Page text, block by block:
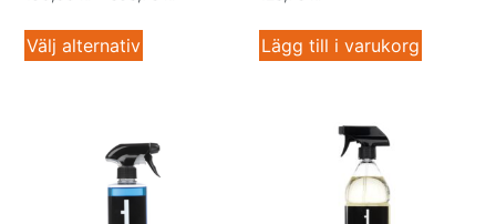
Välj alternativ Lägg till i varukorg